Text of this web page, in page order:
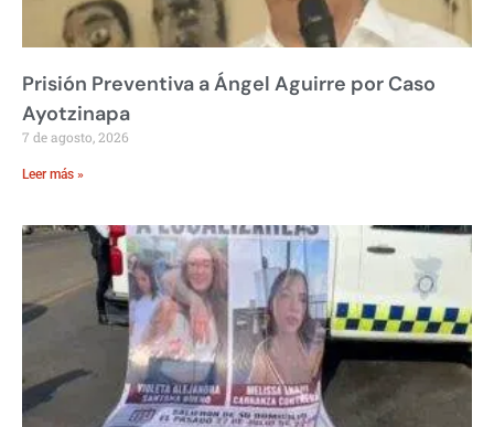
Prisión Preventiva a Ángel Aguirre por Caso
Ayotzinapa
7 de agosto, 2026
Leer más »